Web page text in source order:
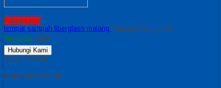
Paling Laris
tempat sampah fiberglass malang *Harga Hubungi CS
Tersedia / 099
Hubungi Kami
Tutup Sidebar
Kategori Produk